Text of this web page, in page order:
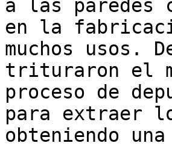
a las paredes
en la
muchos usos.
trituraron el
proceso de
para extraer
obteniendo